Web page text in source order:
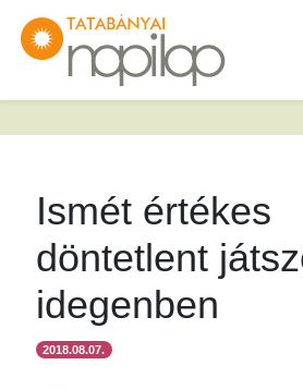
Ismét értékes
döntetlent
idegenben
2018.08.07.